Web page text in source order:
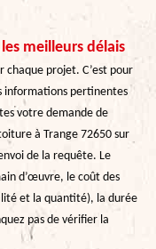
meilleurs délais
chaque projet. C’est pour
informations pertinentes
votre demande de
à Trange 72650 sur
de la requête. Le
d’œuvre, le coût des
et la quantité), la durée
pas de vérifier la